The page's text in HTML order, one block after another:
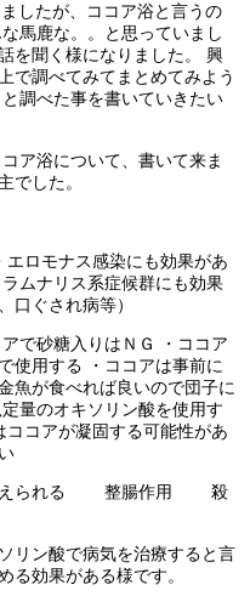
したが、ココア浴と言うの
馬鹿な。。と思っていまし
を聞く様になりました。 興
で調べてみてまとめてみよう
調べた事を書いていきたい
ア浴について、書いて来ま
でした。
ロモナス感染にも効果があ
ムナリス系症候群にも効果
口ぐされ病等）
で砂糖入りはＮＧ ・ココア
使用する ・ココアは事前に
魚が食べれば良いので団子に
量のオキソリン酸を使用す
コアが凝固する可能性があ
考えられる 整腸作用 殺
リン酸で病気を治療すると言
る効果がある様です。